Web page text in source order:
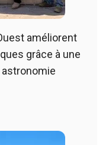
améliorent
grâce à une